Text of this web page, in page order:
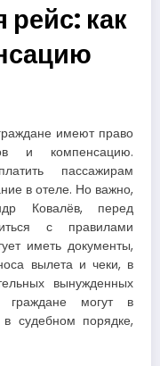
как
имеют право
и компенсацию.
пассажирам
в отеле. Но важно,
Ковалёв, перед
с правилами
иметь документы,
вылета и чеки, в
вынужденных
граждане могут в
судебном порядке,